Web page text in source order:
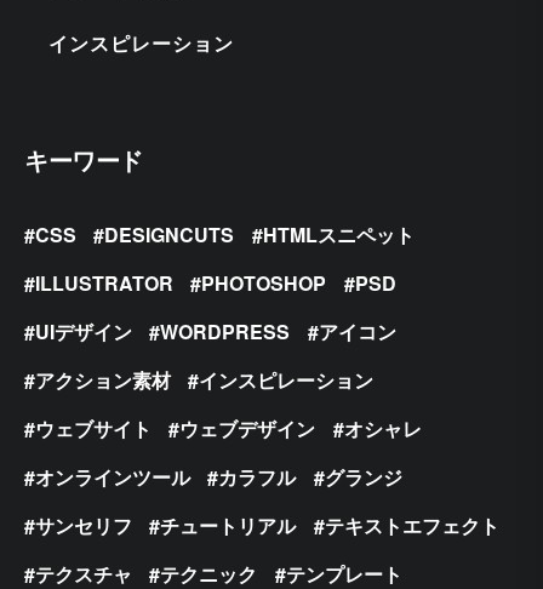
インスピレーション
キーワード
CSS DESIGNCUTS
HTMLスニペット
ILLUSTRATOR
PHOTOSHOP
PSD
UIデザイン
WORDPRESS
アイコン
アクション素材
インスピレーション
ウェブサイト
ウェブデザイン
オシャレ
オンラインツール
カラフル
グランジ
サンセリフ
チュートリアル
テキストエフェクト
テクスチャ
テクニック
テンプレート